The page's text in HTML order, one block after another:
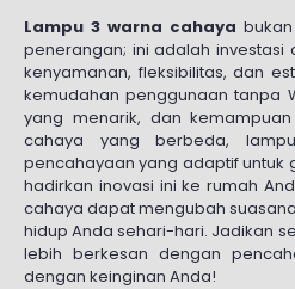
Lampu 3 warna cahaya
penerangan; ini adalah investasi
kenyamanan, fleksibilitas, dan
kemudahan penggunaan tanpa
yang menarik, dan
cahaya yang berbeda,
pencahayaan yang adaptif untuk
hadirkan inovasi ini ke rumah
cahaya dapat mengubah
hidup Anda sehari-hari. Jadikan
lebih berkesan dengan
dengan keinginan Anda!